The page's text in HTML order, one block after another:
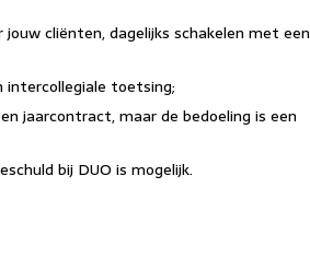
jouw cliënten, dagelijks schakelen met een
intercollegiale toetsing;
jaarcontract, maar de bedoeling is een
bij DUO is mogelijk.